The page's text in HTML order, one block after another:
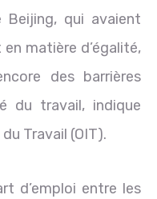
Beijing, qui avaient
matière d’égalité,
des barrières
du travail, indique
Travail (OIT).
d’emploi entre les